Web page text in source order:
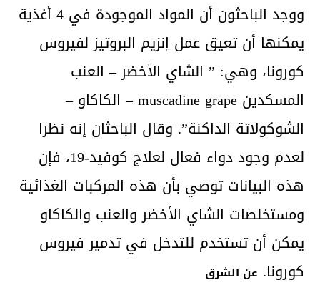
ووجد الباحثون أن المواد الموجودة في 4 أغذية
يمكنها أن تعيق عمل إنزيم البروتيز لفيروس
كورونا، وهي: ” الشاي الأخضر – العنب
المسكدين muscadine grape – الكاكاو –
الشوكولاتة الداكنة”. وقال الباحثان إنه نظرا
لعدم وجود دواء فعال لعلاج كوفيد-19، فإن
هذه البيانات توصي بأن هذه المركبات الغذائية
ومستخلصات الشاي الأخضر والعنب والكاكاو
يمكن أن تستخدم للتدخل في تدمير فيروس
كورونا. عن الشرق